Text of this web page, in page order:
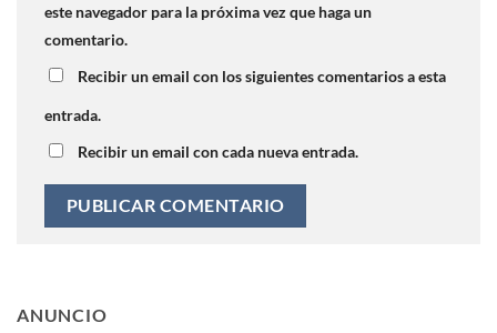
este navegador para la próxima vez que haga un
comentario.
Recibir un email con los siguientes comentarios a esta
entrada.
Recibir un email con cada nueva entrada.
ANUNCIO